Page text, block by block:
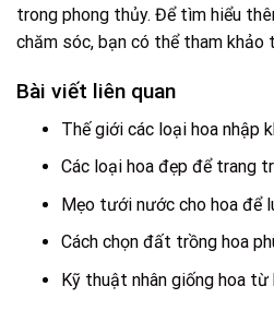
trong phong thủy. Để tìm hiểu
chăm sóc, bạn có thể tham khảo
Bài viết liên quan
Thế giới các loại hoa nhập
Các loại hoa đẹp để trang
Mẹo tưới nước cho hoa để
Cách chọn đất trồng hoa
Kỹ thuật nhân giống hoa từ